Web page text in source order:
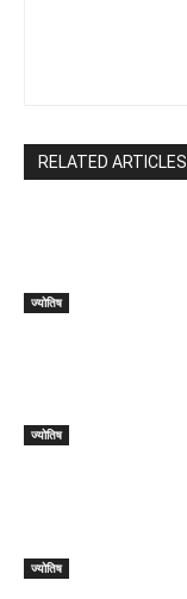
RELATED ARTICLES
ज्योतिष
ज्योतिष
ज्योतिष